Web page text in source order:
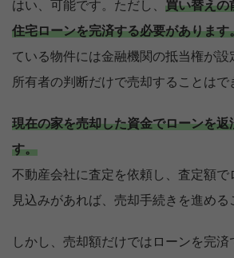
はい、可能です。ただし、 買い替えの
住宅ローンを完済する必要があります
ている物件には金融機関の抵当権が設
所有者の判断だけで売却することはで
現在の家を売却した資金でローンを返
す。
不動産会社に査定を依頼し、査定額で
見込みがあれば、売却手続きを進める
しかし、売却額だけではローンを完済